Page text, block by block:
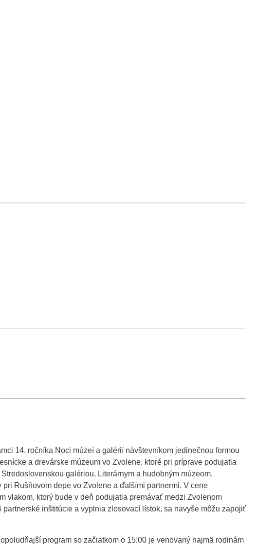
14. ročníka Noci múzeí a galérií návštevníkom jedinečnou formou
a drevárske múzeum vo Zvolene, ktoré pri príprave podujatia
galériou, Literárnym a hudobným múzeom,
Rušňovom depe vo Zvolene a ďalšími partnermi. V cene
vlakom, ktorý bude v deň podujatia premávať medzi Zvolenom
inštitúcie a vyplnia zlosovací lístok, sa navyše môžu zapojiť
program so začiatkom o 15:00 je venovaný najmä rodinám